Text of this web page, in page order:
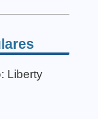
Liberty